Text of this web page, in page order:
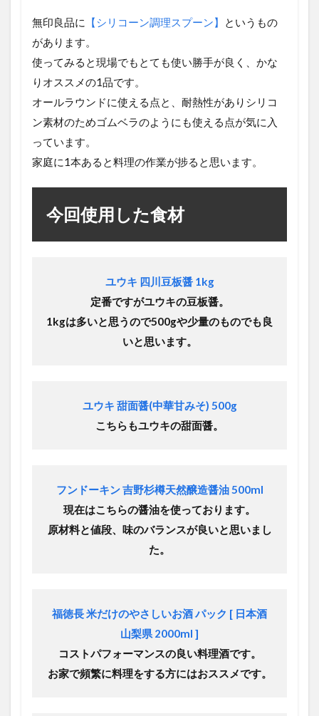
無印良品に 【シリコーン調理スプーン】
というもの
があります。
使ってみると現場でもとても使い勝手が良く、かな
りオススメの1品です。
オールラウンドに使える点と、耐熱性がありシリコ
ン素材のためゴムベラのようにも使える点が気に入
っています。
家庭に1本あると料理の作業が捗ると思います。
今回使用した食材
ユウキ 四川豆板醤 1kg
定番ですがユウキの豆板醤。
1kgは多いと思うので500gや少量のものでも良
いと思います。
ユウキ 甜面醤(中華甘みそ) 500g
こちらもユウキの甜面醤。
フンドーキン 吉野杉樽天然醸造醤油 500ml
現在はこちらの醤油を使っております。
原材料と値段、味のバランスが良いと思いまし
た。
福徳長 米だけのやさしいお酒 パック [ 日本酒
山梨県 2000ml ]
コストパフォーマンスの良い料理酒です。
お家で頻繁に料理をする方にはおススメです。